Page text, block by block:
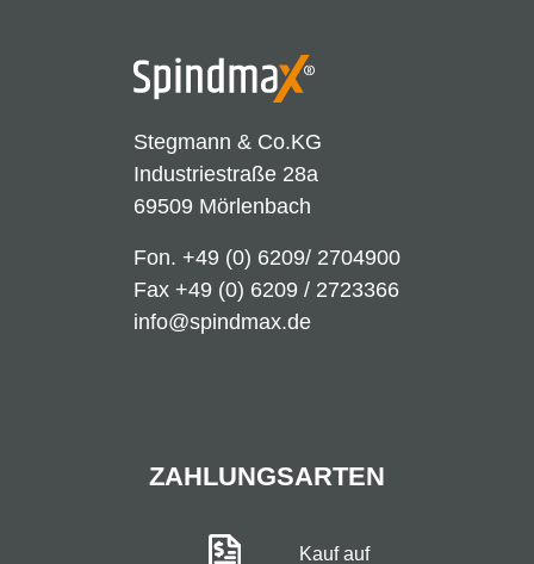
Stegmann & Co.KG
Industriestraße 28a
69509 Mörlenbach
Fon. +49 (0) 6209/ 2704900
Fax +49 (0) 6209 / 2723366
info@spindmax.de
ZAHLUNGSARTEN
Kauf auf